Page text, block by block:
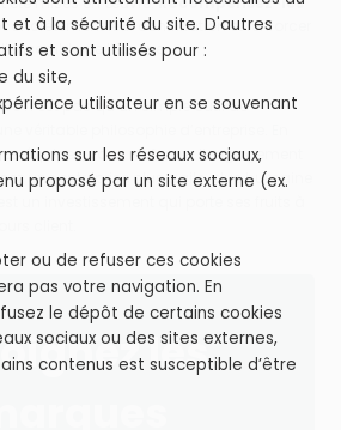
leur contribution et renforcer
de l’équipe.
n’est pas qu’un simple outil de
véritable philosophie d’entreprise. En
équipes, vous renforcez l’engagement
une entreprise plus agile, plus humaine
un investissement qui porte ses fruits à
les
et à la sécurité du site. D'autres
et sont utilisés pour :
du site,
utilisateur en se souvenant
sur les réseaux sociaux,
proposé par un site externe (ex.
ou de refuser ces cookies
pas votre navigation. En
le dépôt de certains cookies
sociaux ou des sites externes,
contenus est susceptible d’être